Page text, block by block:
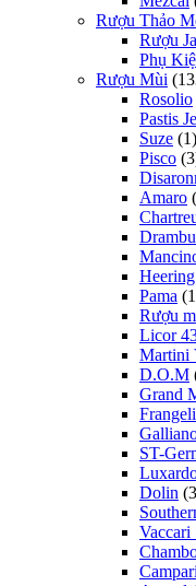
Rượu Thảo
Rượu
Phụ
Rượu Mùi
Rosolio
Pastis
Suze (1)
Pisco
Amaro
Heering
Pama
Rượu
Licor
Martini
D.O.M
Grand
ST-
Dolin
Vaccari
Campari